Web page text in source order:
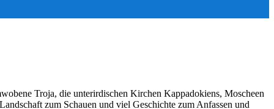
Troja, die unterirdischen Kirchen Kappadokiens, Moscheen
zum Schauen und viel Geschichte zum Anfassen und